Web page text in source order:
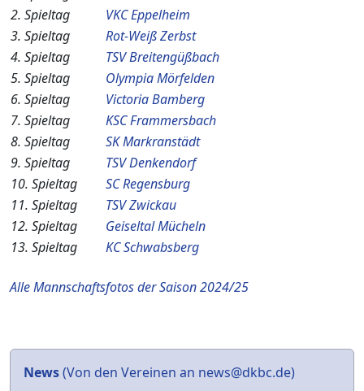
2. Spieltag
VKC Eppelheim
3. Spieltag
Rot-Weiß Zerbst
4. Spieltag
TSV Breitengüßbach
5. Spieltag
Olympia Mörfelden
6. Spieltag
Victoria Bamberg
7. Spieltag
KSC Frammersbach
8. Spieltag
SK Markranstädt
9. Spieltag
TSV Denkendorf
10. Spieltag
SC Regensburg
11. Spieltag
TSV Zwickau
12. Spieltag
Geiseltal Mücheln
13. Spieltag
KC Schwabsberg
Alle Mannschaftsfotos der Saison 2024/25
News(Von den Vereinen an news@dkbc.de)